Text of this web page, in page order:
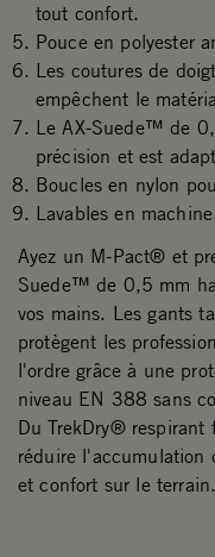
tout confort.
Pouce en polyester
Les coutures de
empêchent le
Le AX-Suede™ de
précision et est
Boucles en nylon
Lavables en
Ayez un M-Pact® et
Suede™ de 0,5 mm
vos mains. Les gants
protègent les
l'ordre grâce à une
niveau EN 388 sans
Du TrekDry® respirant
réduire l'accumulation
et confort sur le terrain.